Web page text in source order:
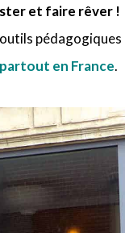
et faire rêver !
partout en France.